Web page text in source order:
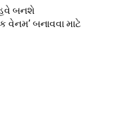
હવે બનશે
વેનમ’ બનાવવા માટે